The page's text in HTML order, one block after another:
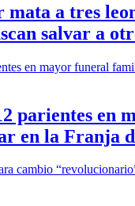
mata a tres
salvar a
parientes en
en la Franja